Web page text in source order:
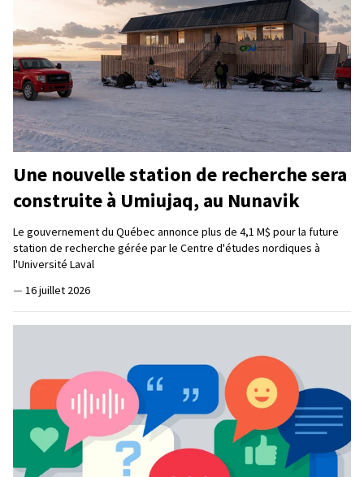
Une nouvelle station de recherche sera
construite à Umiujaq, au Nunavik
Le gouvernement du Québec annonce plus de 4,1 M$ pour la future
station de recherche gérée par le Centre d'études nordiques à
l'Université Laval
— 16 juillet 2026